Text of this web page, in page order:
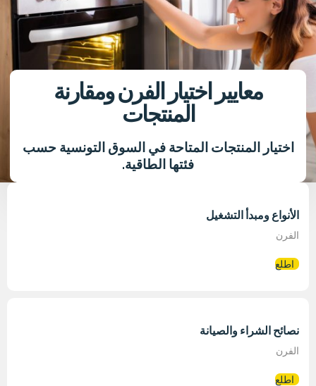
معايير اختيار الفرن ومقارنة
المنتجات
اختيار المنتجات المتاحة في السوق التونسية حسب
فئتها الطاقية.
الأنواع ومبدأ التشغيل
الفرن
اطلع
نصائح الشراء والصيانة
الفرن
اطلع